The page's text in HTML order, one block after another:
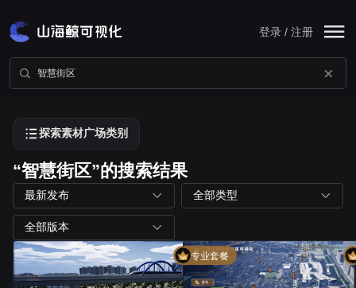
登录 / 注册
探索素材广场类别
“智慧街区”的搜索结果
最新发布 全部类型
全部版本
专业套餐